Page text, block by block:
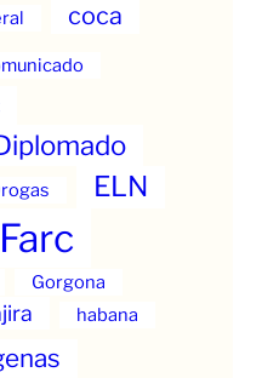
coca
ELN
Farc
Gorgona
habana